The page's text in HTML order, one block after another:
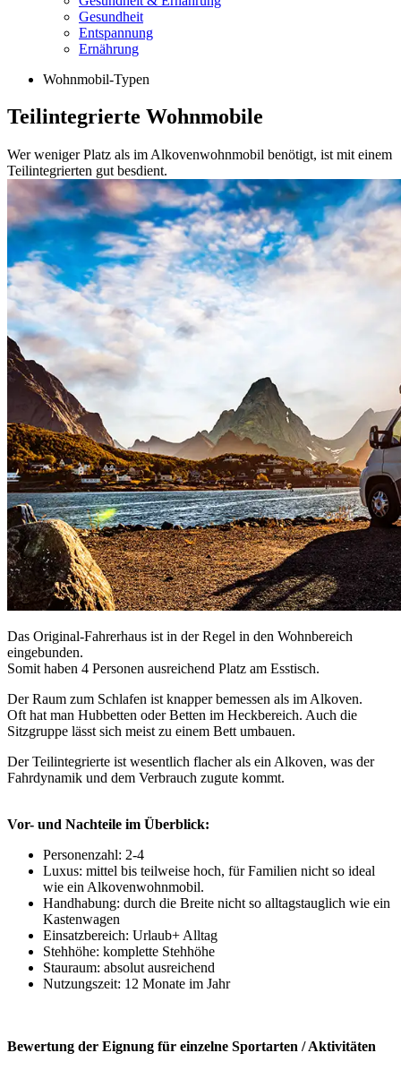
Gesundheit
Entspannung
Ernährung
Wohnmobil-Typen
Teilintegrierte Wohnmobile
Wer weniger Platz als im Alkovenwohnmobil benötigt, ist mit einem
Teilintegrierten gut besdient.
Das Original-Fahrerhaus ist in der Regel in den Wohnbereich
eingebunden.
Somit haben 4 Personen ausreichend Platz am Esstisch.
Der Raum zum Schlafen ist knapper bemessen als im Alkoven.
Oft hat man Hubbetten oder Betten im Heckbereich. Auch die
Sitzgruppe lässt sich meist zu einem Bett umbauen.
Der Teilintegrierte ist wesentlich flacher als ein Alkoven, was der
Fahrdynamik und dem Verbrauch zugute kommt.
Vor- und Nachteile im Überblick:
Personenzahl: 2-4
Luxus: mittel bis teilweise hoch, für Familien nicht so ideal
wie ein Alkovenwohnmobil.
Handhabung: durch die Breite nicht so alltagstauglich wie ein
Kastenwagen
Einsatzbereich: Urlaub+ Alltag
Stehhöhe: komplette Stehhöhe
Stauraum: absolut ausreichend
Nutzungszeit: 12 Monate im Jahr
Bewertung der Eignung für einzelne Sportarten / Aktivitäten